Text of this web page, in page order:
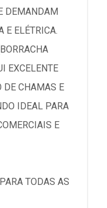
DEMANDAM
E ELÉTRICA.
EXCELENTE
DE CHAMAS E
IDEAL PARA
E
TODAS AS